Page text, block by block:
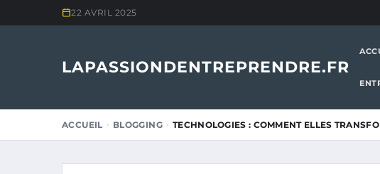
22 AVRIL 2025
LAPASSIONDENTREPRENDRE.FR
ACCUEIL BLOGGING TECHNOLOGIES : COMMENT ELLES